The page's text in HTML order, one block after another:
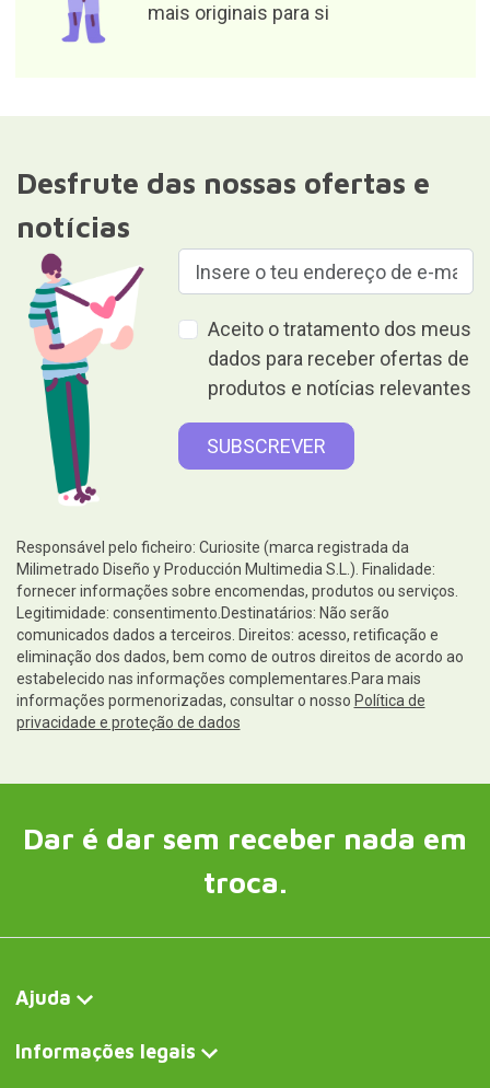
mais originais para si
Desfrute das nossas ofertas e
notícias
Aceito o tratamento dos meus
dados para receber ofertas de
produtos e notícias relevantes
Responsável pelo ficheiro: Curiosite (marca registrada da
Milimetrado Diseño y Producción Multimedia S.L.). Finalidade:
fornecer informações sobre encomendas, produtos ou serviços.
Legitimidade: consentimento.Destinatários: Não serão
comunicados dados a terceiros. Direitos: acesso, retificação e
eliminação dos dados, bem como de outros direitos de acordo ao
estabelecido nas informações complementares.Para mais
informações pormenorizadas, consultar o nosso Política de
privacidade e proteção de dados
Dar é dar sem receber nada em
troca.
Ajuda
Informações legais